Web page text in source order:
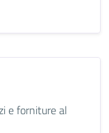
e forniture al